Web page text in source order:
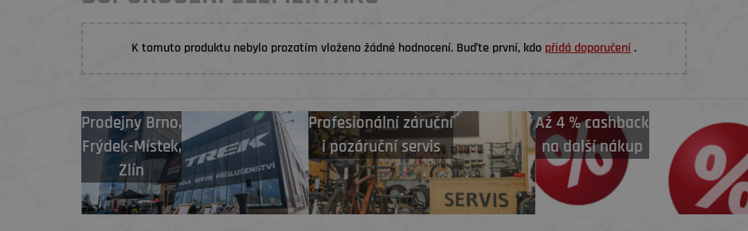
K tomuto produktu nebylo prozatím vloženo žádné hodnocení. Buďte první, kdo přidá doporučení.
ProdejnyBrno,
Frýdek-Místek,
Zlín
Profesionální záruční
i pozáruční servis
Až 4 % cashback
na další nákup